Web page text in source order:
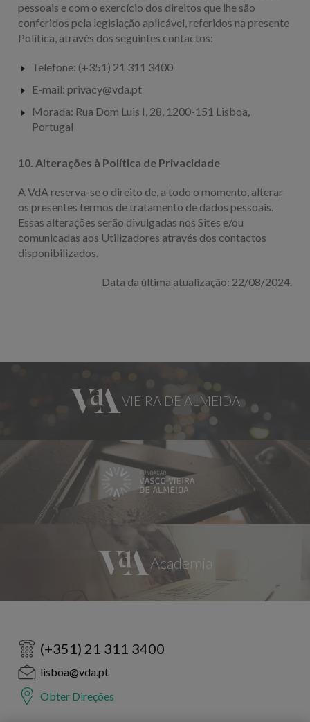
pessoais e com o exercício dos direitos que lhe são
conferidos pela legislação aplicável, referidos na presente
Política, através dos seguintes contactos:
Telefone: (+351) 21 311 3400
E-mail: privacy@vda.pt
Morada: Rua Dom Luis I, 28, 1200-151 Lisboa,
Portugal
10. Alterações à Política de Privacidade
A VdA reserva-se o direito de, a todo o momento, alterar
os presentes termos de tratamento de dados pessoais.
Essas alterações serão divulgadas nos Sites e/ou
comunicadas aos Utilizadores através dos contactos
disponibilizados.
Data da última atualização: 22/08/2024.
(+351) 21 311 3400
lisboa@vda.pt
Obter Direções